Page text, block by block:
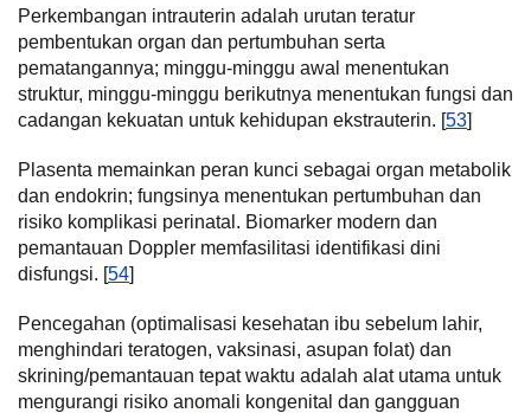
Perkembangan intrauterin adalah urutan teratur
pembentukan organ dan pertumbuhan serta
pematangannya; minggu-minggu awal menentukan
struktur, minggu-minggu berikutnya menentukan fungsi dan
cadangan kekuatan untuk kehidupan ekstrauterin. [53]
Plasenta memainkan peran kunci sebagai organ metabolik
dan endokrin; fungsinya menentukan pertumbuhan dan
risiko komplikasi perinatal. Biomarker modern dan
pemantauan Doppler memfasilitasi identifikasi dini
disfungsi. [54]
Pencegahan (optimalisasi kesehatan ibu sebelum lahir,
menghindari teratogen, vaksinasi, asupan folat) dan
skrining/pemantauan tepat waktu adalah alat utama untuk
mengurangi risiko anomali kongenital dan gangguan